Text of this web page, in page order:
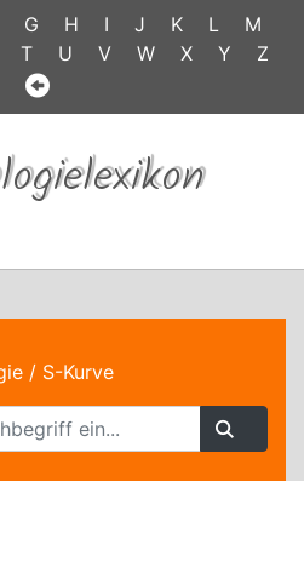
G H I J K L
M
T U V W X Y Z
/ S-Kurve